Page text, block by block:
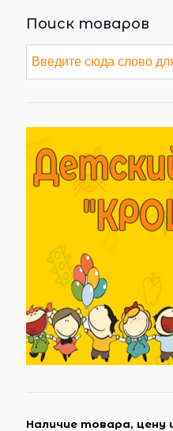
Поиск товаров
Наличие товара,